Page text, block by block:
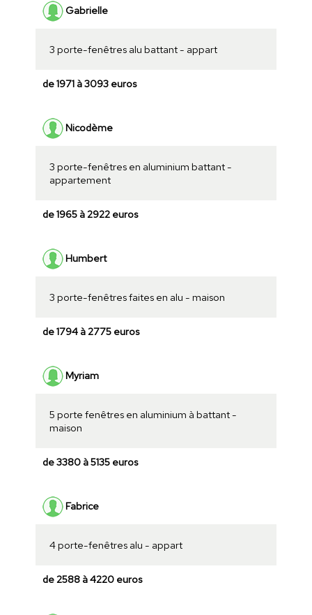
Gabrielle
3 porte-fenêtres alu battant - appart
de 1971 à 3093 euros
Nicodème
3 porte-fenêtres en aluminium battant -
appartement
de 1965 à 2922 euros
Humbert
3 porte-fenêtres faites en alu - maison
de 1794 à 2775 euros
Myriam
5 porte fenêtres en aluminium à battant -
maison
de 3380 à 5135 euros
Fabrice
4 porte-fenêtres alu - appart
de 2588 à 4220 euros